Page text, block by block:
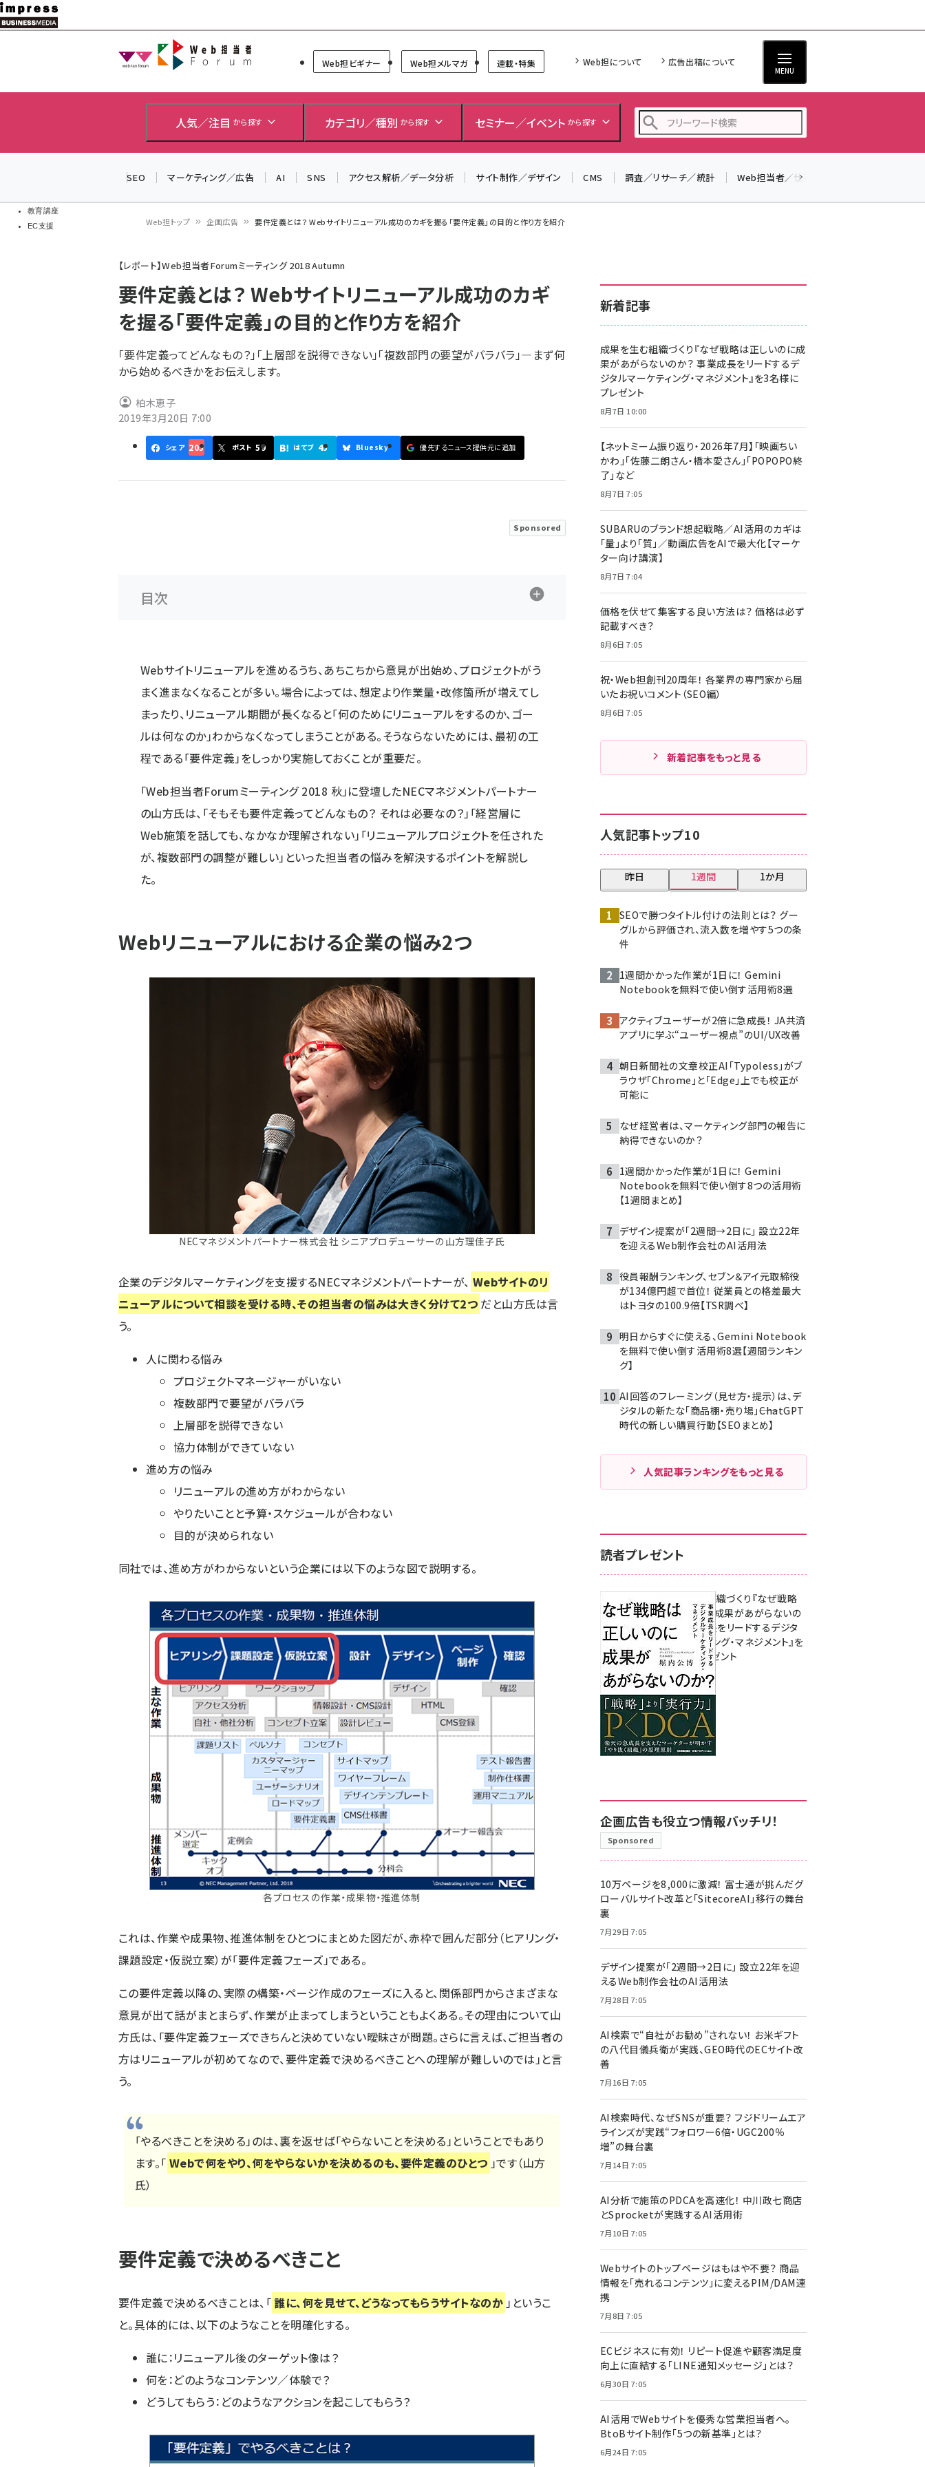
メ
イ
教育講座
EC支援
Web担当者Forum
Web担ビギナー Web担メルマガ 連載・特集 Web担について 広告出稿について
MENU
人気／注目 から探す カテゴリ／種別 から探す セミナー／イベント から探す
z世代 (1623)
meo (1277)
llmo (1166)
SEO マーケティング／広告 AI SNS アクセス解析／データ分析 サイト制作／デザイン CMS 調査／リサーチ／統計 Web担当者／仕事
ン
く
ず
Web担トップ 企画広告 要件定義とは？ Webサイトリニューアル成功のカギを握る「要件定義」の目的と作り方を紹介
【レポート】Web担当者Forumミーティング 2018 Autumn
要件定義とは？ Webサイトリニューアル成功のカギ
を握る「要件定義」の目的と作り方を紹介
「要件定義ってどんなもの？」「上層部を説得できない」「複数部門の要望がバラバラ」―まず何
から始めるべきかをお伝えします。
柏木恵子
2019年3月20日 7:00
シェア 205 ポスト 59 はてブ 45 Bluesky 優先するニュース提供元に追加
Sponsored
目次
Webサイトリニューアルを進めるうち、あちこちから意見が出始め、プロジェクトがう
まく進まなくなることが多い。場合によっては、想定より作業量・改修箇所が増えてし
まったり、リニューアル期間が長くなると「何のためにリニューアルをするのか、ゴー
ルは何なのか」わからなくなってしまうことがある。そうならないためには、最初の工
程である「要件定義」をしっかり実施しておくことが重要だ。
「Web担当者Forumミーティング 2018 秋」に登壇したNECマネジメントパートナー
の山方氏は、「そもそも要件定義ってどんなもの？ それは必要なの？」「経営層に
Web施策を話しても、なかなか理解されない」「リニューアルプロジェクトを任された
が、複数部門の調整が難しい」といった担当者の悩みを解決するポイントを解説し
た。
Webリニューアルにおける企業の悩み2つ
NECマネジメントパートナー株式会社 シニアプロデューサーの山方理佳子氏
企業のデジタルマーケティングを支援するNECマネジメントパートナーが、 Webサイトのリ
ニューアルについて相談を受ける時、その担当者の悩みは大きく分けて2つ だと山方氏は言
う。
人に関わる悩み
プロジェクトマネージャーがいない
複数部門で要望がバラバラ
上層部を説得できない
協力体制ができていない
進め方の悩み
リニューアルの進め方がわからない
やりたいことと予算・スケジュールが合わない
目的が決められない
同社では、進め方がわからないという企業には以下のような図で説明する。
各プロセスの作業・成果物・推進体制
これは、作業や成果物、推進体制をひとつにまとめた図だが、赤枠で囲んだ部分（ヒアリング・
課題設定・仮説立案）が「要件定義フェーズ」である。
この要件定義以降の、実際の構築・ページ作成のフェーズに入ると、関係部門からさまざまな
意見が出て話がまとまらず、作業が止まってしまうということもよくある。その理由について山
方氏は、「要件定義フェーズできちんと決めていない曖昧さが問題。さらに言えば、ご担当者の
方はリニューアルが初めてなので、要件定義で決めるべきことへの理解が難しいのでは」と言
う。
「やるべきことを決める」のは、裏を返せば「やらないことを決める」ということでもあり
ます。「 Webで何をやり、何をやらないかを決めるのも、要件定義のひとつ 」です（山方
氏）
要件定義で決めるべきこと
要件定義で決めるべきことは、「誰に、何を見せて、どうなってもらうサイトなのか 」というこ
と。具体的には、以下のようなことを明確化する。
誰に：リニューアル後のターゲット像は？
何を：どのようなコンテンツ／体験で？
どうしてもらう：どのようなアクションを起こしてもらう？
新着記事
成果を生む組織づくり『なぜ戦略は正しいのに成
果があがらないのか？ 事業成長をリードするデ
ジタルマーケティング・マネジメント』を3名様に
プレゼント
8月7日 10:00
【ネットミーム振り返り・2026年7月】「映画ちい
かわ」「佐藤二朗さん・橋本愛さん」「POPOPO終
了」など
8月7日 7:05
SUBARUのブランド想起戦略／AI活用のカギは
「量」より「質」／動画広告をAIで最大化【マーケ
ター向け講演】
8月7日 7:04
価格を伏せて集客する良い方法は？ 価格は必ず
記載すべき？
8月6日 7:05
祝・Web担創刊20周年！ 各業界の専門家から届
いたお祝いコメント（SEO編）
8月6日 7:05
新着記事をもっと見る
人気記事トップ10
昨日 1週間 1か月
SEOで勝つタイトル付けの法則とは？ グー
グルから評価され、流入数を増やす5つの条
件
1週間かかった作業が1日に！ Gemini
Notebookを無料で使い倒す活用術8選
アクティブユーザーが2倍に急成長！ JA共済
アプリに学ぶ“ユーザー視点”のUI/UX改善
朝日新聞社の文章校正AI「Typoless」がブ
ラウザ「Chrome」と「Edge」上でも校正が
可能に
なぜ経営者は、マーケティング部門の報告に
納得できないのか？
1週間かかった作業が1日に！ Gemini
Notebookを無料で使い倒す8つの活用術
【1週間まとめ】
デザイン提案が「2週間→2日に」 設立22年
を迎えるWeb制作会社のAI活用法
役員報酬ランキング、セブン＆アイ元取締役
が134億円超で首位！ 従業員との格差最大
はトヨタの100.9倍【TSR調べ】
明日からすぐに使える、Gemini Notebook
を無料で使い倒す活用術8選【週間ランキン
グ】
AI回答のフレーミング（見せ方・提示）は、デ
ジタルの新たな「商品棚・売り場」――ChatGPT
時代の新しい購買行動【SEOまとめ】
人気記事ランキングをもっと見る
読者プレゼント
成果を生む組織づくり『なぜ戦略
は正しいのに成果があがらないの
か？ 事業成長をリードするデジタ
ルマーケティング・マネジメント』を
3名様にプレゼント
8月7日 10:00
企画広告も役立つ情報バッチリ！
Sponsored
10万ページを8,000に激減！ 富士通が挑んだグ
ローバルサイト改革と「SitecoreAI」移行の舞台
裏
7月29日 7:05
デザイン提案が「2週間→2日に」 設立22年を迎
えるWeb制作会社のAI活用法
7月28日 7:05
AI検索で“自社がお勧め”されない！ お米ギフト
の八代目儀兵衛が実践、GEO時代のECサイト改
善
7月16日 7:05
AI検索時代、なぜSNSが重要？ フジドリームエア
ラインズが実践“フォロワー6倍・UGC200％
増”の舞台裏
7月14日 7:05
AI分析で施策のPDCAを高速化！ 中川政七商店
とSprocketが実践するAI活用術
7月10日 7:05
Webサイトのトップページはもはや不要？ 商品
情報を「売れるコンテンツ」に変えるPIM/DAM連
携
7月8日 7:05
ECビジネスに有効！ リピート促進や顧客満足度
向上に直結する「LINE通知メッセージ」とは？
6月30日 7:05
AI活用でWebサイトを優秀な営業担当者へ。
BtoBサイト制作「5つの新基準」とは？
6月24日 7:05
＼ 8月27日開催、申し込み受付中！ ／
生成AIをマーケティング等に活用するための考え方を学べ
るセミナーイベント「生成AI × マーケティング フォーラム
▼申し込みはこちらから▼